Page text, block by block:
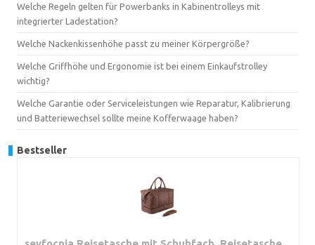
Welche Regeln gelten für Powerbanks in Kabinentrolleys mit
integrierter Ladestation?
Welche Nackenkissenhöhe passt zu meiner Körpergröße?
Welche Griffhöhe und Ergonomie ist bei einem Einkaufstrolley
wichtig?
Welche Garantie oder Serviceleistungen wie Reparatur, Kalibrierung
und Batteriewechsel sollte meine Kofferwaage haben?
Bestseller